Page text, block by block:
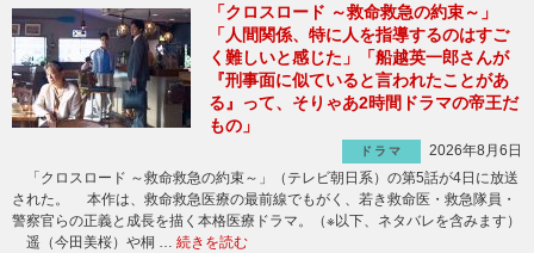
「クロスロード ～救命救急の約束～」
「人間関係、特に人を指導するのはすご
く難しいと感じた」「船越英一郎さんが
『刑事面に似ていると言われたことがあ
る』って、そりゃあ2時間ドラマの帝王だ
もの」
ドラマ
2026年8月6日
「クロスロード ～救命救急の約束～」（テレビ朝日系）の第5話が4日に放送
された。 本作は、救命救急医療の最前線でもがく、若き救命医・救急隊員・
警察官らの正義と成長を描く本格医療ドラマ。（※以下、ネタバレを含みます）
遥（今田美桜）や桐 … 続きを読む